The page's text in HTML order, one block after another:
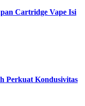
Cartridge Vape Isi
Perkuat Kondusivitas